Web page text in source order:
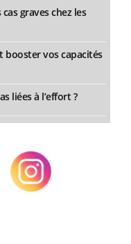
graves chez les
vos capacités
liées à l’effort ?